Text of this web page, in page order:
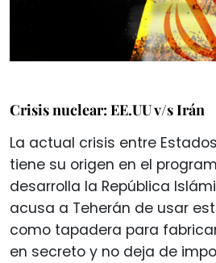
Crisis nuclear: EE.UU v/s Irán
La actual crisis entre
tiene su origen en el
desarrolla la República
acusa a Teherán de usar
como tapadera para
en secreto y no deja de